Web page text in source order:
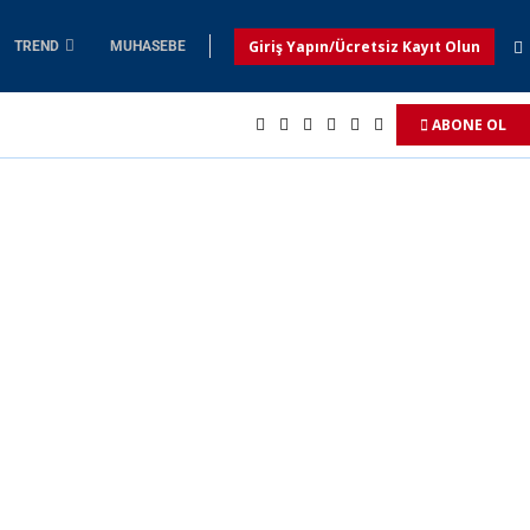
TREND MUHASEBE Giriş Yapın/Ücretsiz Kayıt Olun
ABONE OL